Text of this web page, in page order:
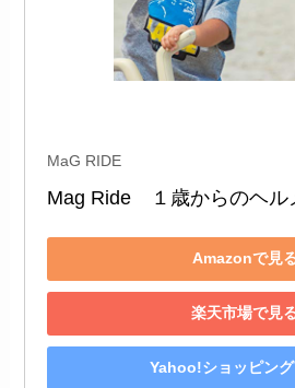
MaG RIDE
Mag Ride　１歳からのヘル
Amazonで見
楽天市場で見
Yahoo!ショッピン